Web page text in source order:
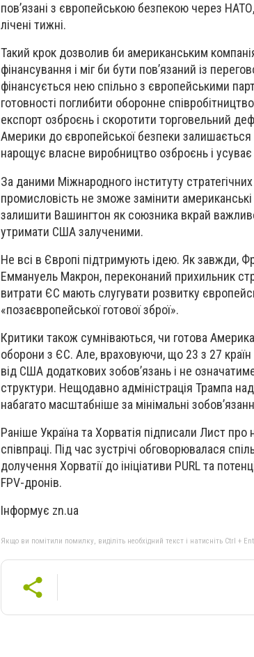
пов’язані з європейською безпекою через
лічені тижні.
Такий крок дозволив би американським
фінансування і міг би бути пов’язаний із
фінансується нею спільно з європейськими
готовності поглибити оборонне
експорт озброєнь і скоротити торговельний
Америки до європейської безпеки
нарощує власне виробництво озброєнь і усуває
За даними Міжнародного інституту
промисловість не зможе замінити
залишити Вашингтон як союзника вкрай
утримати США залученими.
Не всі в Європі підтримують ідею. Як завжди,
Еммануель Макрон, переконаний прихильник
витрати ЄС мають слугувати розвитку
«позаєвропейської готової зброї».
Критики також сумніваються, чи готова
оборони з ЄС. Але, враховуючи, що 23 з 27
від США додаткових зобов’язань і не
структури. Нещодавно адміністрація Трампа
набагато масштабніше за мінімальні
Раніше Україна та Хорватія підписали Лист
співпраці. Під час зустрічі обговорювалася
долучення Хорватії до ініціативи PURL та
FPV-дронів.
Інформує zn.ua
Якщо ви помітили помилку, виділіть необхідний текст і натисніть Ctrl +